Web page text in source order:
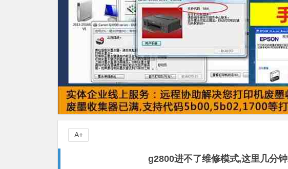
g2800进不了维修模式,这里几分
A+